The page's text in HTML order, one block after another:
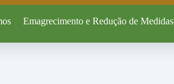
Emagrecimento e Redução de Medidas